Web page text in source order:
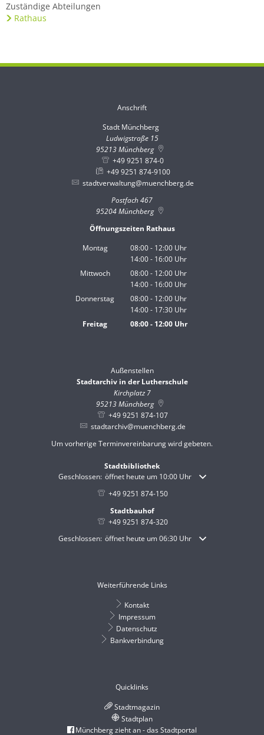
Zuständige Abteilungen
Rathaus
Anschrift
Stadt Münchberg
Ludwigstraße 15
95213Münchberg
+49 9251 874-0
+49 9251 874-9100
stadtverwaltung@muenchberg.de
Postfach 467
95204Münchberg
Öffnungszeiten Rathaus
Montag
08:00- 12:00 Uhr
Von 08:00 bis 12:00 Uhr
14:00- 16:00 Uhr
Von 14:00 bis 16:00 Uhr
Mittwoch 08:00- 12:00 Uhr
Von 08:00 bis 12:00 Uhr
14:00- 16:00 Uhr
Von 14:00 bis 16:00 Uhr
Donnerstag 08:00- 12:00 Uhr
Von 08:00 bis 12:00 Uhr
14:00- 17:30 Uhr
Von 14:00 bis 17:30 Uhr
Freitag 08:00- 12:00Uhr
Außenstellen
Stadtarchiv in der Lutherschule
Kirchplatz 7
95213Münchberg
+49 9251 874-107
stadtarchiv@muenchberg.de
Um vorherige Terminvereinbarung wird gebeten.
Stadtbibliothek
Klicken, um weitere Öffnungs- oder Schließzeiten
Geschlossen: öffnet heute um 10:00 Uhr
+49 9251 874-150
Stadtbauhof
+49 9251 874-320
Klicken, um weitere Öffnungs- oder Schließzeiten
Geschlossen: öffnet heute um 06:30 Uhr
Weiterführende Links
Kontakt
Impressum
Datenschutz
Bankverbindung
Quicklinks
Stadtmagazin
Stadtplan
Münchberg zieht an - das Stadtportal